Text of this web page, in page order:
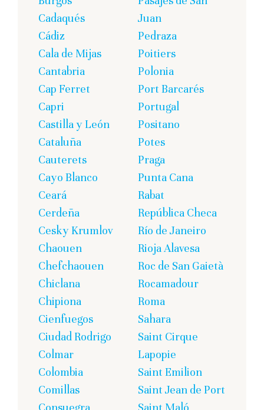
Cadaqués
Cádiz
Cala de Mijas
Cantabria
Cap Ferret
Capri
Castilla y León
Cataluña
Cauterets
Cayo Blanco
Ceará
Cerdeña
Cesky Krumlov
Chaouen
Chefchaouen
Chiclana
Chipiona
Cienfuegos
Ciudad Rodrigo
Colmar
Colombia
Comillas
Juan
Pedraza
Poitiers
Polonia
Port Barcarés
Portugal
Positano
Potes
Praga
Punta Cana
Rabat
República Checa
Río de Janeiro
Rioja Alavesa
Roc de San Gaietà
Rocamadour
Roma
Sahara
Saint Cirque
Lapopie
Saint Emilion
Saint Jean de Port